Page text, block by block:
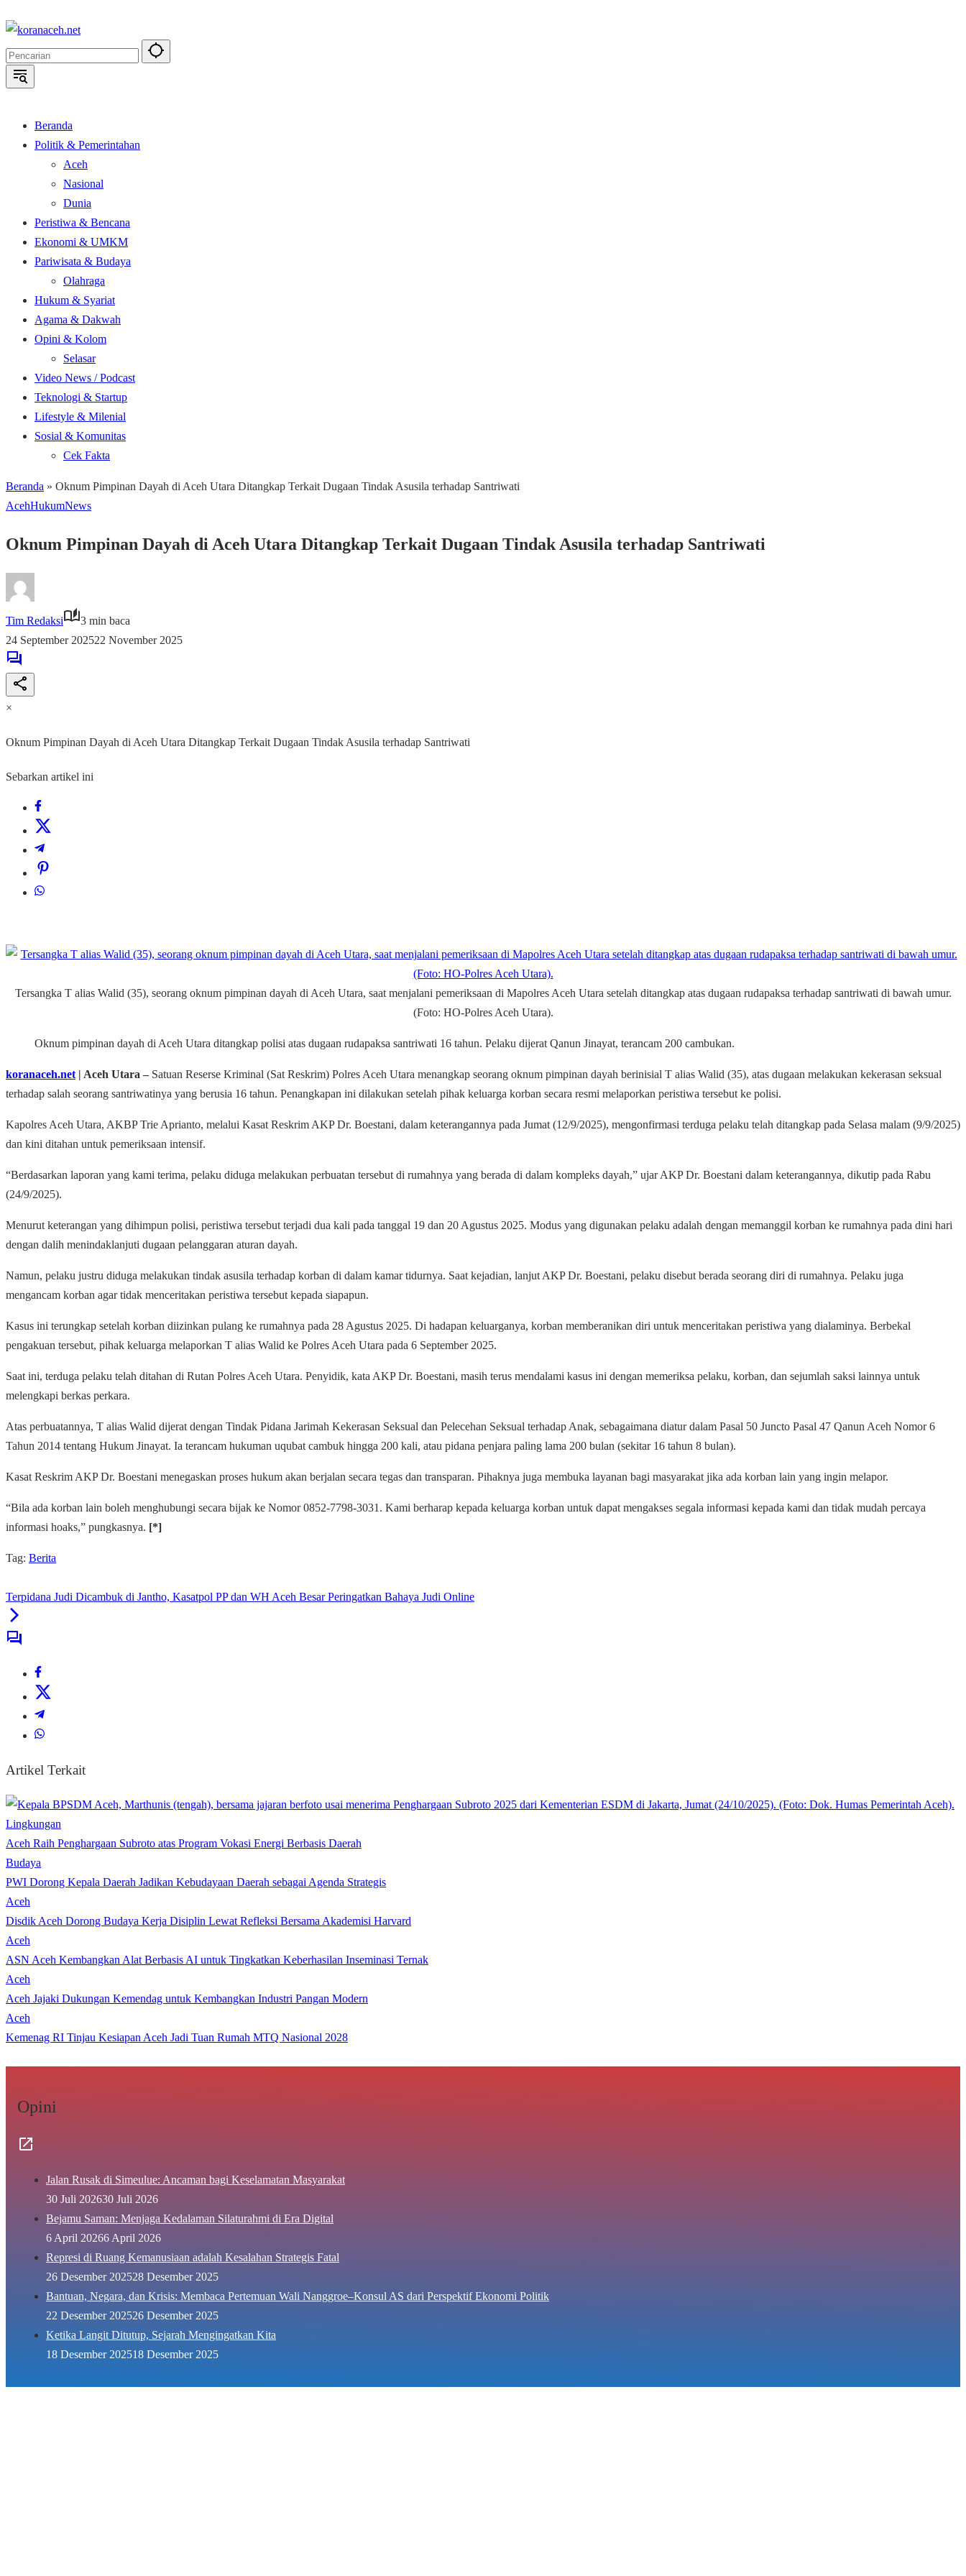
ke
konten
Beranda
Politik & Pemerintahan
Aceh
Nasional
Dunia
Peristiwa & Bencana
Ekonomi & UMKM
Pariwisata & Budaya
Olahraga
Hukum & Syariat
Agama & Dakwah
Opini & Kolom
Selasar
Video News / Podcast
Teknologi & Startup
Lifestyle & Milenial
Sosial & Komunitas
Cek Fakta
Beranda » Oknum Pimpinan Dayah di Aceh Utara Ditangkap Terkait Dugaan Tindak Asusila terhadap Santriwati
AcehHukumNews
Oknum Pimpinan Dayah di Aceh Utara Ditangkap Terkait Dugaan Tindak Asusila terhadap Santriwati
Tim Redaksi
3 min baca
24 September 202522 November 2025
×
Oknum Pimpinan Dayah di Aceh Utara Ditangkap Terkait Dugaan Tindak Asusila terhadap Santriwati
Sebarkan artikel ini
Tersangka T alias Walid (35), seorang oknum pimpinan dayah di Aceh Utara, saat menjalani pemeriksaan di Mapolres Aceh Utara setelah ditangkap atas dugaan rudapaksa terhadap santriwati di bawah umur.
(Foto: HO-Polres Aceh Utara).
Oknum pimpinan dayah di Aceh Utara ditangkap polisi atas dugaan rudapaksa santriwati 16 tahun. Pelaku dijerat Qanun Jinayat, terancam 200 cambukan.
koranaceh.net | Aceh Utara – Satuan Reserse Kriminal (Sat Reskrim) Polres Aceh Utara menangkap seorang oknum pimpinan dayah berinisial T alias Walid (35), atas dugaan melakukan kekerasan seksual
terhadap salah seorang santriwatinya yang berusia 16 tahun. Penangkapan ini dilakukan setelah pihak keluarga korban secara resmi melaporkan peristiwa tersebut ke polisi.
Kapolres Aceh Utara, AKBP Trie Aprianto, melalui Kasat Reskrim AKP Dr. Boestani, dalam keterangannya pada Jumat (12/9/2025), mengonfirmasi terduga pelaku telah ditangkap pada Selasa malam (9/9/2025)
dan kini ditahan untuk pemeriksaan intensif.
“Berdasarkan laporan yang kami terima, pelaku diduga melakukan perbuatan tersebut di rumahnya yang berada di dalam kompleks dayah,” ujar AKP Dr. Boestani dalam keterangannya, dikutip pada Rabu
(24/9/2025).
Menurut keterangan yang dihimpun polisi, peristiwa tersebut terjadi dua kali pada tanggal 19 dan 20 Agustus 2025. Modus yang digunakan pelaku adalah dengan memanggil korban ke rumahnya pada dini hari
dengan dalih menindaklanjuti dugaan pelanggaran aturan dayah.
Namun, pelaku justru diduga melakukan tindak asusila terhadap korban di dalam kamar tidurnya. Saat kejadian, lanjut AKP Dr. Boestani, pelaku disebut berada seorang diri di rumahnya. Pelaku juga
mengancam korban agar tidak menceritakan peristiwa tersebut kepada siapapun.
Kasus ini terungkap setelah korban diizinkan pulang ke rumahnya pada 28 Agustus 2025. Di hadapan keluarganya, korban memberanikan diri untuk menceritakan peristiwa yang dialaminya. Berbekal
pengakuan tersebut, pihak keluarga melaporkan T alias Walid ke Polres Aceh Utara pada 6 September 2025.
Saat ini, terduga pelaku telah ditahan di Rutan Polres Aceh Utara. Penyidik, kata AKP Dr. Boestani, masih terus mendalami kasus ini dengan memeriksa pelaku, korban, dan sejumlah saksi lainnya untuk
melengkapi berkas perkara.
Atas perbuatannya, T alias Walid dijerat dengan Tindak Pidana Jarimah Kekerasan Seksual dan Pelecehan Seksual terhadap Anak, sebagaimana diatur dalam Pasal 50 Juncto Pasal 47 Qanun Aceh Nomor 6
Tahun 2014 tentang Hukum Jinayat. Ia terancam hukuman uqubat cambuk hingga 200 kali, atau pidana penjara paling lama 200 bulan (sekitar 16 tahun 8 bulan).
Kasat Reskrim AKP Dr. Boestani menegaskan proses hukum akan berjalan secara tegas dan transparan. Pihaknya juga membuka layanan bagi masyarakat jika ada korban lain yang ingin melapor.
“Bila ada korban lain boleh menghubungi secara bijak ke Nomor 0852-7798-3031. Kami berharap kepada keluarga korban untuk dapat mengakses segala informasi kepada kami dan tidak mudah percaya
informasi hoaks,” pungkasnya. [*]
Tag: Berita
Terpidana Judi Dicambuk di Jantho, Kasatpol PP dan WH Aceh Besar Peringatkan Bahaya Judi Online
Artikel Terkait
Lingkungan
Aceh Raih Penghargaan Subroto atas Program Vokasi Energi Berbasis Daerah
Budaya
PWI Dorong Kepala Daerah Jadikan Kebudayaan Daerah sebagai Agenda Strategis
Aceh
Disdik Aceh Dorong Budaya Kerja Disiplin Lewat Refleksi Bersama Akademisi Harvard
Aceh
ASN Aceh Kembangkan Alat Berbasis AI untuk Tingkatkan Keberhasilan Inseminasi Ternak
Aceh
Aceh Jajaki Dukungan Kemendag untuk Kembangkan Industri Pangan Modern
Aceh
Kemenag RI Tinjau Kesiapan Aceh Jadi Tuan Rumah MTQ Nasional 2028
Opini
Jalan Rusak di Simeulue: Ancaman bagi Keselamatan Masyarakat
30 Juli 202630 Juli 2026
Bejamu Saman: Menjaga Kedalaman Silaturahmi di Era Digital
6 April 20266 April 2026
Represi di Ruang Kemanusiaan adalah Kesalahan Strategis Fatal
26 Desember 202528 Desember 2025
Bantuan, Negara, dan Krisis: Membaca Pertemuan Wali Nanggroe–Konsul AS dari Perspektif Ekonomi Politik
22 Desember 202526 Desember 2025
Ketika Langit Ditutup, Sejarah Mengingatkan Kita
18 Desember 202518 Desember 2025